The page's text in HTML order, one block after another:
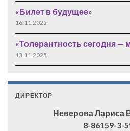
«Билет в будущее»
16.11.2025
«Толерантность сегодня —
13.11.2025
ДИРЕКТОР
Неверова Лариса
8-86159-3-